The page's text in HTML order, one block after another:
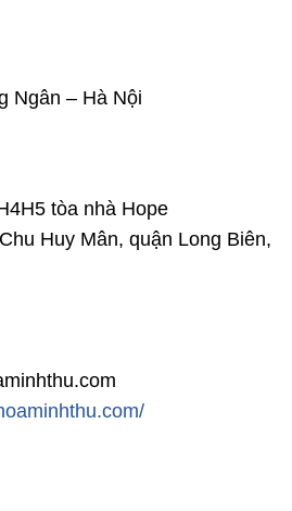
Ngân – Hà Nội
tòa nhà Hope
Huy Mân, quận Long Biên,